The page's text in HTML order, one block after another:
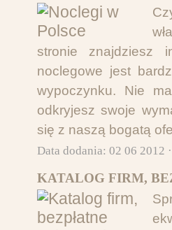
stronie znajdziesz
noclegowe jest
wypoczynku. Nie
odkryjesz swoje
się z naszą bogatą
Data dodania: 02 06 2012
KATALOG FIRM,